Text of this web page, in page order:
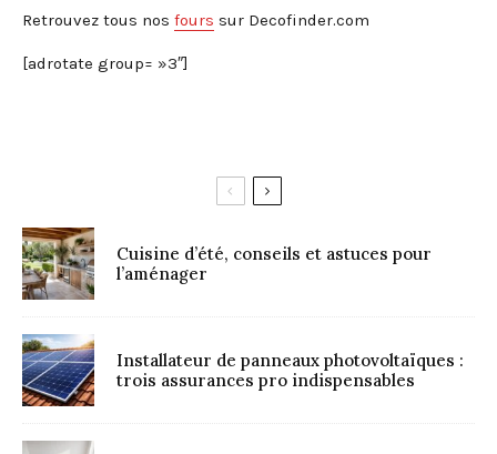
Retrouvez tous nos fours sur Decofinder.com
[adrotate group= »3″]
Cuisine d’été, conseils et astuces pour
l’aménager
Installateur de panneaux photovoltaïques :
trois assurances pro indispensables